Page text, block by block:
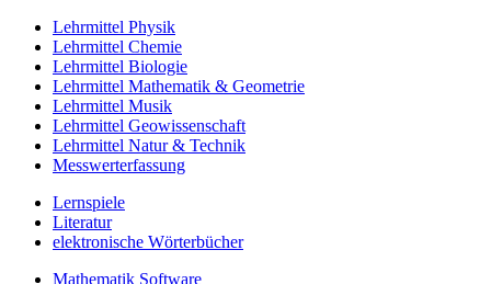
Lehrmittel Physik
Lehrmittel Chemie
Lehrmittel Biologie
Lehrmittel Mathematik & Geometrie
Lehrmittel Musik
Lehrmittel Geowissenschaft
Lehrmittel Natur & Technik
Messwerterfassung
Lernspiele
Literatur
elektronische Wörterbücher
Mathematik Software